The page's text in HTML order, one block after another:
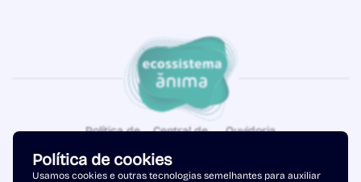
Política de
Central de
Ouvidoria
Copyright © 2026 - Ânima Educação. Todos os direitos reservados.
Política de cookies
Usamos cookies e outras tecnologias semelhantes para auxiliar